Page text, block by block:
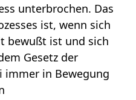
unterbrochen. Das
ist, wenn sich
bewußt ist und sich
Gesetz der
immer in Bewegung